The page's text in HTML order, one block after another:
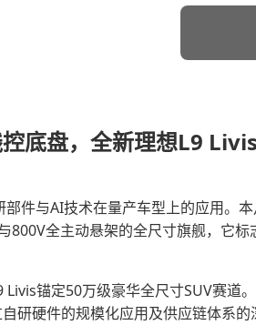
底盘，全新理想L9
件与AI技术在量产车型上的应用
800V全主动悬架的全尺寸旗舰，它
锚定50万级豪华全尺寸SUV赛道
研硬件的规模化应用及供应链体系